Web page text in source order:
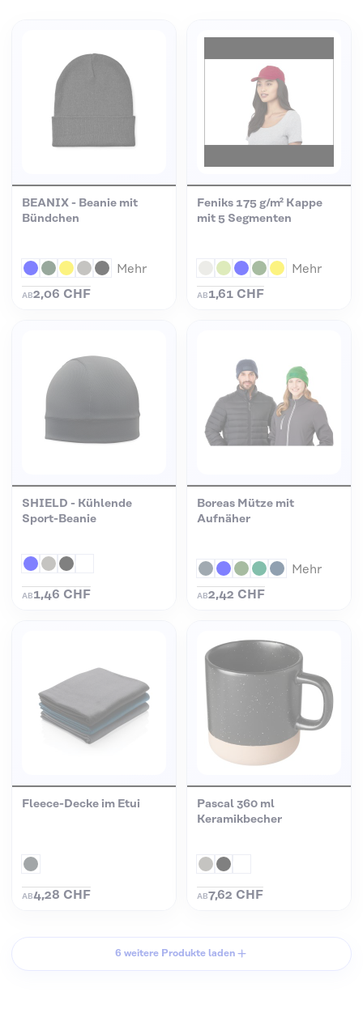
BEANIX - Beanie mit
Bündchen
AB2,06 CHF
Mehr
Feniks 175 g/m² Kappe
mit 5 Segmenten
AB 1,61 CHF
Mehr
SHIELD - Kühlende
Sport-Beanie
AB 1,46 CHF
Boreas Mütze mit
Aufnäher
AB2,42 CHF
Mehr
Fleece-Decke im Etui
AB4,28 CHF
Pascal 360 ml
Keramikbecher
AB7,62 CHF
6 weitere Produkte laden